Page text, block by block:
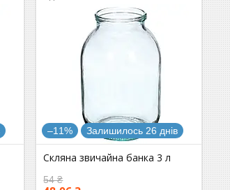
–11% Залишилось 26 днів
Скляна звичайна банка 3 л
54 ₴